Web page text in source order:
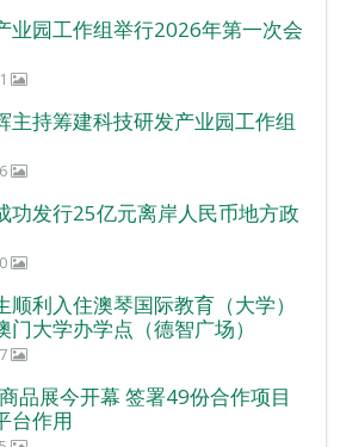
业园工作组举行2026年第一次会
主持筹建科技研发产业园工作组
功发行25亿元离岸人民币地方政
利入住澳琴国际教育（大学）
大学办学点（德智广场）
品展今开幕 签署49份合作项目
台作用